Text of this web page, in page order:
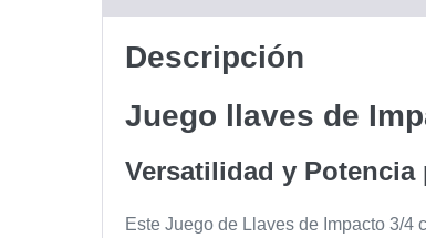
Descripción
Juego llaves de
Versatilidad y Potencia
Este Juego de Llaves de Impacto 3/4